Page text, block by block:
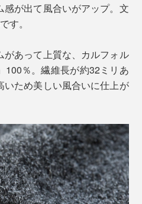
感が出て風合いがアップ。文
す。
あって上質な、カルフォル
100％。繊維長が約32ミリあ
いため美しい風合いに仕上が